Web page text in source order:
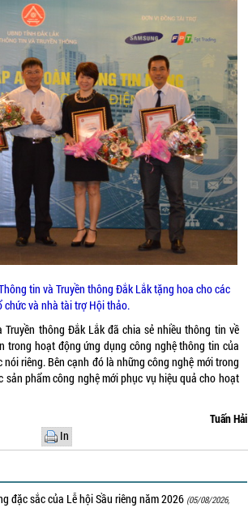
tin và Truyền thông Đắk Lắk tặng hoa cho các
chức và nhà tài trợ Hội thảo.
thông Đắk Lắk đã chia sẻ nhiều thông tin về
trong hoạt động ứng dụng công nghệ thông tin của
riêng. Bên cạnh đó là những công nghệ mới trong
phẩm công nghệ mới phục vụ hiệu quả cho hoạt
Tuấn Hải
In
đặc sắc của Lễ hội Sầu riêng năm 2026 (05/08/2026,